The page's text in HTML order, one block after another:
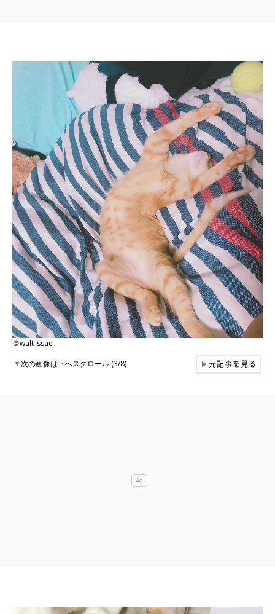
＠walt_ssae
▼次の画像は下へスクロール (3/8) ▶元記事を見る